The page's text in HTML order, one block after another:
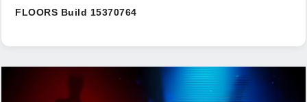
FLOORS Build 15370764